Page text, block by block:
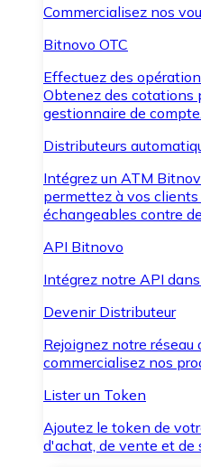
Commercialisez nos
Bitnovo OTC
Effectuez des
Obtenez des cotations
gestionnaire de compte.
Distributeurs
Intégrez un ATM
permettez à vos
échangeables contre
API Bitnovo
Intégrez notre API
Devenir Distributeur
Rejoignez notre réseau
commercialisez nos
Lister un Token
Ajoutez le token de
d'achat, de vente et de